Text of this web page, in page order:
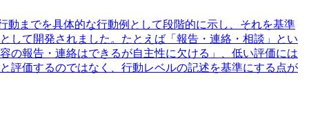
動までを具体的な行動例として段階的に示し、それを基準
して開発されました。たとえば「報告・連絡・相談」とい
の報告・連絡はできるが自主性に欠ける」、低い評価には
評価するのではなく、行動レベルの記述を基準にする点が